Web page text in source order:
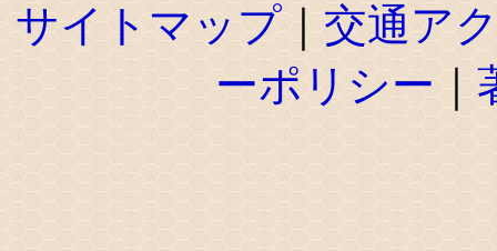
サイトマップ
交通ア
ーポリシー